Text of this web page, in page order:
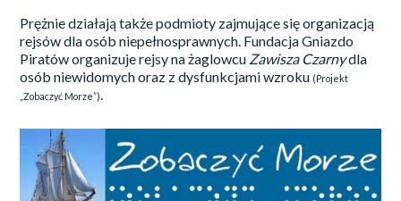
Prężnie działają także podmioty zajmujące się organizacją
rejsów dla osób niepełnosprawnych. Fundacja Gniazdo
Piratów organizuje rejsy na żaglowcu Zawisza Czarnydla
osób niewidomych oraz z dysfunkcjami wzroku (Projekt
„Zobaczyć Morze”)